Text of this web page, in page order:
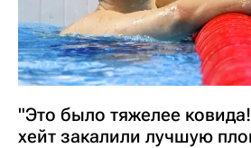
"Это было тяжелее
хейт закалили лучшую